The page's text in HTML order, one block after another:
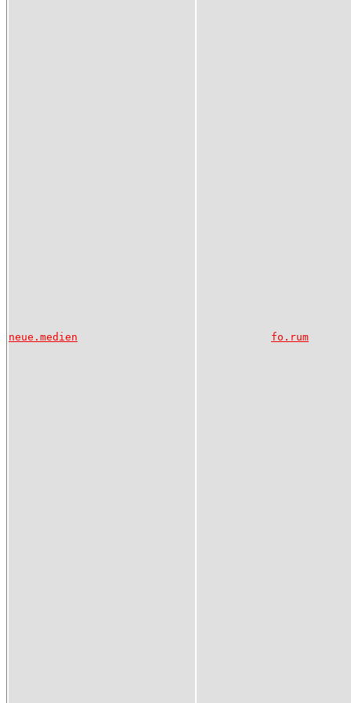
neue.medien fo.rum